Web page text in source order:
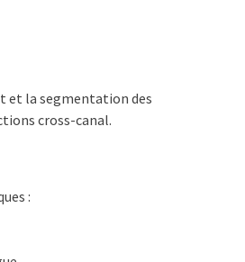
et la segmentation des
cross-canal.
: